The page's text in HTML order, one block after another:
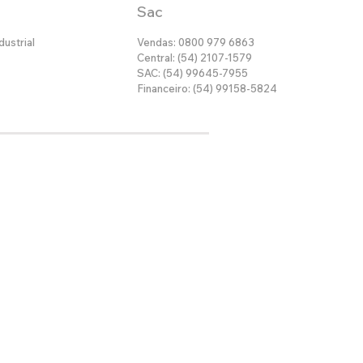
Sac
Vendas: 0800 979 6863
Central: (54) 2107-1579
SAC: (54) 99645-7955
Financeiro: (54) 99158-5824